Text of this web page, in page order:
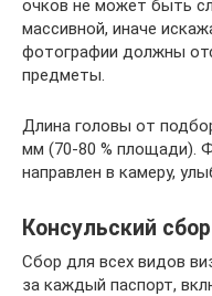
очков не может быть
массивной, иначе
фотографии должны
предметы.
Длина головы от
мм (70-80 % площади).
направлен в камеру,
Консульский
Сбор для всех видов
за каждый паспорт,